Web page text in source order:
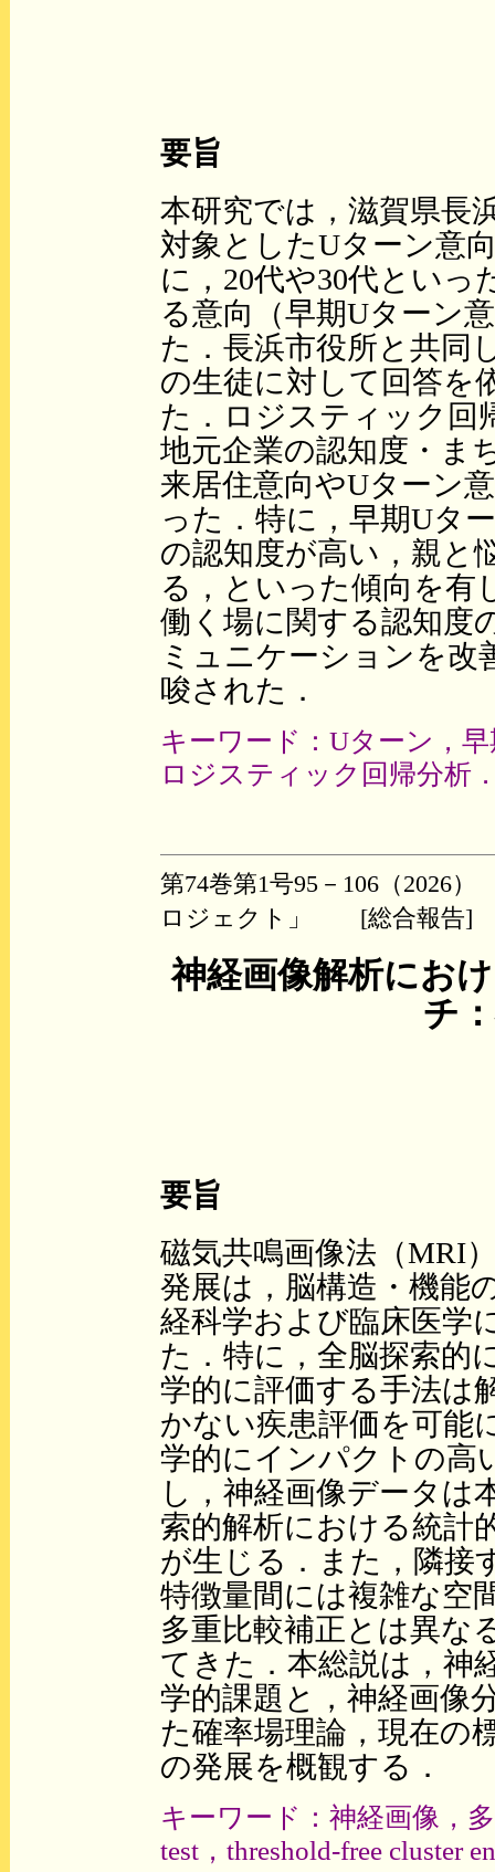
要旨
本研究では，滋賀県長
対象としたUターン意
に，20代や30代といっ
る意向（早期Uターン
た．長浜市役所と共同
の生徒に対して回答を
た．ロジスティック回
地元企業の認知度・ま
来居住意向やUターン
った．特に，早期Uタ
の認知度が高い，親と
る，といった傾向を有
働く場に関する認知度
ミュニケーションを改
唆された．
キーワード：Uターン，
ロジスティック回帰分析
第74巻第1号95－106（2026
ロジェクト」 [総合報告]
神経画像解析にお
チ
要旨
磁気共鳴画像法（MRI
発展は，脳構造・機能
経科学および臨床医学
た．特に，全脳探索的
学的に評価する手法は
かない疾患評価を可能
学的にインパクトの高
し，神経画像データは
索的解析における統計
が生じる．また，隣接
特徴量間には複雑な空
多重比較補正とは異な
てきた．本総説は，神
学的課題と，神経画像
た確率場理論，現在の
の発展を概観する．
キーワード：神経画像，
test，threshold-free cluster